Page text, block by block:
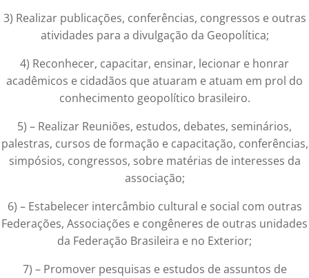
3) Realizar publicações, conferências, congressos e outras
atividades para a divulgação da Geopolítica;
4) Reconhecer, capacitar, ensinar, lecionar e honrar
acadêmicos e cidadãos que atuaram e atuam em prol do
conhecimento geopolítico brasileiro.
5) – Realizar Reuniões, estudos, debates, seminários,
palestras, cursos de formação e capacitação, conferências,
simpósios, congressos, sobre matérias de interesses da
associação;
6) – Estabelecer intercâmbio cultural e social com outras
Federações, Associações e congêneres de outras unidades
da Federação Brasileira e no Exterior;
7) – Promover pesquisas e estudos de assuntos de